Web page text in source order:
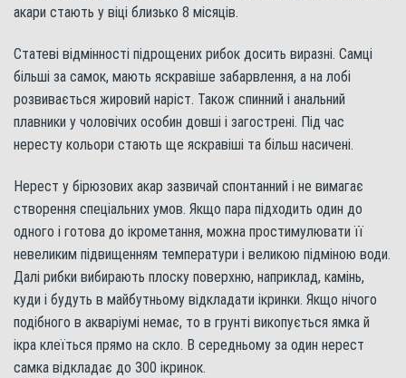
акари стають у віці близько 8 місяців.
Статеві відмінності підрощених рибок досить виразні. Самці
більші за самок, мають яскравіше забарвлення, а на лобі
розвивається жировий наріст. Також спинний і анальний
плавники у чоловічих особин довші і загострені. Під час
нересту кольори стають ще яскравіші та більш насичені.
Нерест у бірюзових акар зазвичай спонтанний і не вимагає
створення спеціальних умов. Якщо пара підходить один до
одного і готова до ікрометання, можна простимулювати її
невеликим підвищенням температури і великою підміною води.
Далі рибки вибирають плоску поверхню, наприклад, камінь,
куди і будуть в майбутньому відкладати ікринки. Якщо нічого
подібного в акваріумі немає, то в грунті викопується ямка й
ікра клеїться прямо на скло. В середньому за один нерест
самка відкладає до 300 ікринок.